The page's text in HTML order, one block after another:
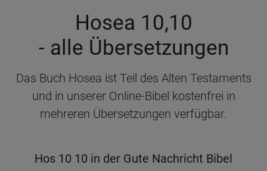
Hosea 10,10
- alle Übersetzungen
Das Buch Hosea ist Teil des Alten Testaments
und in unserer Online-Bibel kostenfrei in
mehreren Übersetzungen verfügbar.
Hos 10 10 in der Gute Nachricht Bibel